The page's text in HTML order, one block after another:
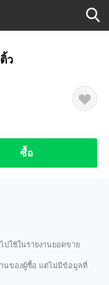
ว
ซื้อ
ปใช้ในรายงานยอดขาย
นของผู้ซื้อ แต่ไม่มีข้อมูลที่